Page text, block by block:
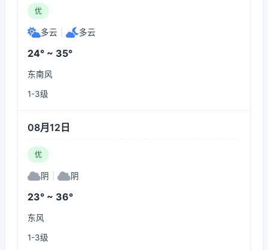
优
多云 多云
24° ~ 35°
东南风
1-3级
08月12日
优
阴 阴
23° ~ 36°
东风
1-3级